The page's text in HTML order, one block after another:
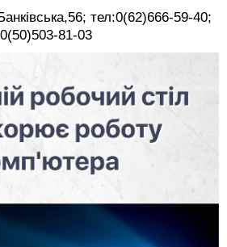
тел:0(62)666-59-40;
0(50)503-81-03